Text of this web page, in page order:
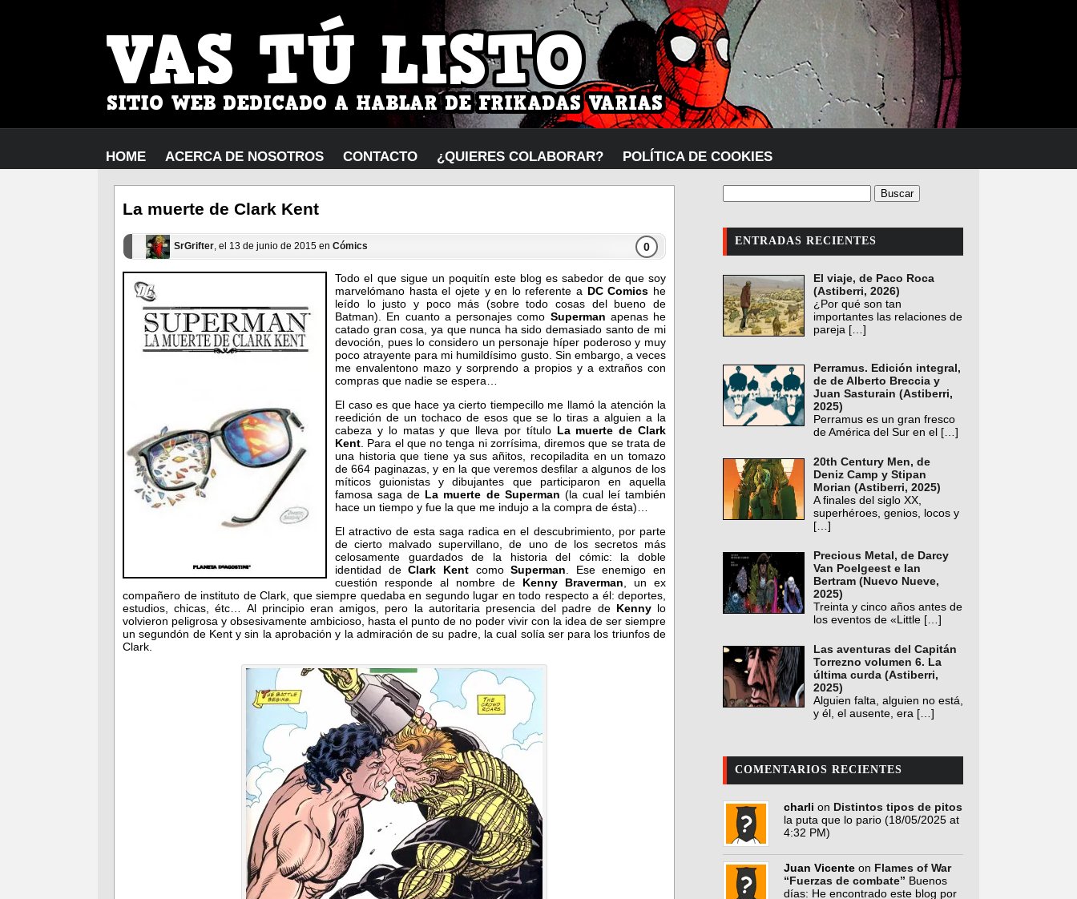
HOME ACERCA DE NOSOTROS CONTACTO ¿QUIERES COLABORAR? POLÍTICA DE COOKIES
La muerte de Clark Kent
SrGrifter, el 13 de junio de 2015 en Cómics 0
Todo el que sigue un poquitín este blog es sabedor de que soy
marvelómano hasta el ojete y en lo referente a DC Comics he
leído lo justo y poco más (sobre todo cosas del bueno de
Batman). En cuanto a personajes como Superman apenas he
catado gran cosa, ya que nunca ha sido demasiado santo de mi
devoción, pues lo considero un personaje híper poderoso y muy
poco atrayente para mi humildísimo gusto. Sin embargo, a veces
me envalentono mazo y sorprendo a propios y a extraños con
compras que nadie se espera…
El caso es que hace ya cierto tiempecillo me llamó la atención la
reedición de un tochaco de esos que se lo tiras a alguien a la
cabeza y lo matas y que lleva por título La muerte de Clark
Kent . Para el que no tenga ni zorrísima, diremos que se trata de
una historia que tiene ya sus añitos, recopiladita en un tomazo
de 664 paginazas, y en la que veremos desfilar a algunos de los
míticos guionistas y dibujantes que participaron en aquella
famosa saga de La muerte de Superman (la cual leí también
hace un tiempo y fue la que me indujo a la compra de ésta)…
El atractivo de esta saga radica en el descubrimiento, por parte
de cierto malvado supervillano, de uno de los secretos más
celosamente guardados de la historia del cómic: la doble
identidad deClark KentcomoSuperman . Ese enemigo en
cuestión responde al nombre de Kenny Braverman , un ex
compañero de instituto de Clark, que siempre quedaba en segundo lugar en todo respecto a él: deportes,
estudios, chicas, étc… Al principio eran amigos, pero la autoritaria presencia del padre de Kennylo
volvieron peligrosa y obsesivamente ambicioso, hasta el punto de no poder vivir con la idea de ser siempre
un segundón de Kent y sin la aprobación y la admiración de su padre, la cual solía ser para los triunfos de
Clark.
ENTRADAS RECIENTES
El viaje, de Paco Roca
(Astiberri, 2026)
¿Por qué son tan
importantes las relaciones de
pareja […]
Perramus. Edición integral,
de de Alberto Breccia y
Juan Sasturain (Astiberri,
2025)
Perramus es un gran fresco
de América del Sur en el […]
20th Century Men, de
Deniz Camp y Stipan
Morian (Astiberri, 2025)
A finales del siglo XX,
superhéroes, genios, locos y
[…]
Precious Metal, de Darcy
Van Poelgeest e Ian
Bertram (Nuevo Nueve,
2025)
Treinta y cinco años antes de
los eventos de «Little […]
Las aventuras del Capitán
Torrezno volumen 6. La
última curda (Astiberri,
2025)
Alguien falta, alguien no está,
y él, el ausente, era […]
COMENTARIOS RECIENTES
charli on Distintos tipos de pitos
la puta que lo pario (18/05/2025 at
4:32 PM)
Juan Vicente on Flames of War
“Fuerzas de combate” Buenos
días: He encontrado este blog por